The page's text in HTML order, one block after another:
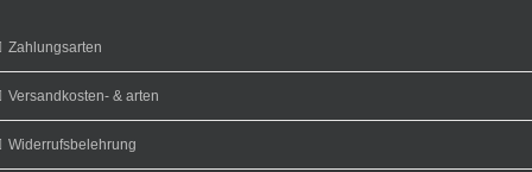
Zahlungsarten
Versandkosten- & arten
Widerrufsbelehrung